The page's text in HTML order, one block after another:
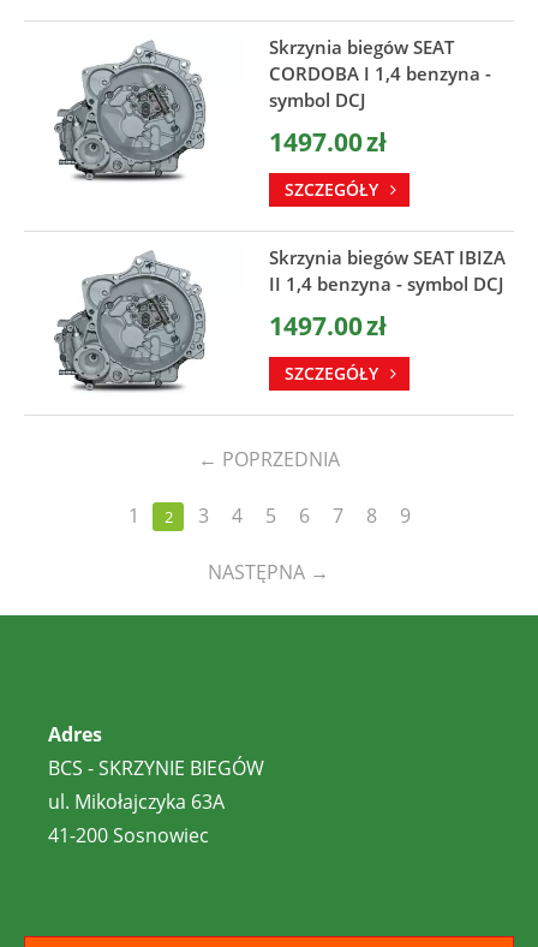
Skrzynia biegów SEAT
CORDOBA I 1,4 benzyna -
symbol DCJ
1497.00zł
SZCZEGÓŁY
Skrzynia biegów SEAT IBIZA
II 1,4 benzyna - symbol DCJ
1497.00zł
SZCZEGÓŁY
← POPRZEDNIA
1 2 3 4 5 6 7 8 9
NASTĘPNA →
Adres
BCS - SKRZYNIE BIEGÓW
ul. Mikołajczyka 63A
41-200 Sosnowiec